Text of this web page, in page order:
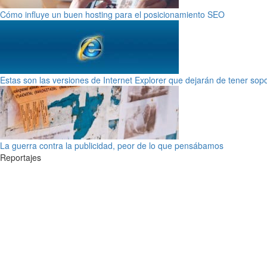
Cómo influye un buen hosting para el posicionamiento SEO
Estas son las versiones de Internet Explorer que dejarán de tener
La guerra contra la publicidad, peor de lo que pensábamos
Reportajes